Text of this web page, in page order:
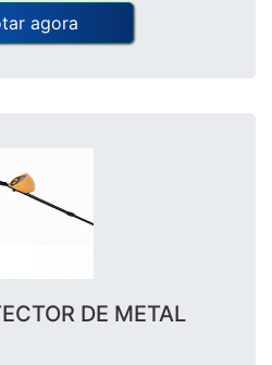
agora
DE METAL